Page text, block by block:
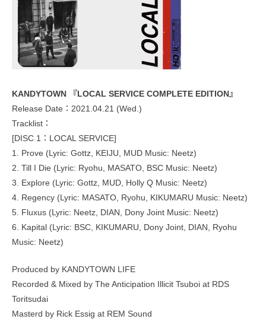
KANDYTOWN 『LOCAL SERVICE COMPLETE EDITION』
Release Date：2021.04.21 (Wed.)
Tracklist：
[DISC 1：LOCAL SERVICE]
1. Prove (Lyric: Gottz, KEIJU, MUD Music: Neetz)
2. Till I Die (Lyric: Ryohu, MASATO, BSC Music: Neetz)
3. Explore (Lyric: Gottz, MUD, Holly Q Music: Neetz)
4. Regency (Lyric: MASATO, Ryohu, KIKUMARU Music: Neetz)
5. Fluxus (Lyric: Neetz, DIAN, Dony Joint Music: Neetz)
6. Kapital (Lyric: BSC, KIKUMARU, Dony Joint, DIAN, Ryohu
Music: Neetz)
Produced by KANDYTOWN LIFE
Recorded & Mixed by The Anticipation Illicit Tsuboi at RDS
Toritsudai
Masterd by Rick Essig at REM Sound